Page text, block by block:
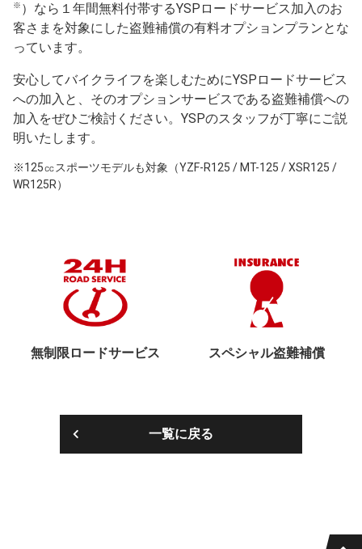
※ ）なら１年間無料付帯するYSPロードサービス加入のお
客さまを対象にした盗難補償の有料オプションプランとな
っています。
安心してバイクライフを楽しむためにYSPロードサービス
への加入と、そのオプションサービスである盗難補償への
加入をぜひご検討ください。YSPのスタッフが丁寧にご説
明いたします。
※125㏄スポーツモデルも対象（YZF-R125 / MT-125 / XSR125 /
WR125R）
無制限ロードサービス スペシャル盗難補償
一覧に戻る